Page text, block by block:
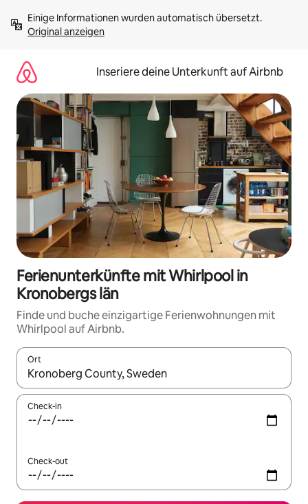
Inhalten
springenOriginal anzeigen
Inseriere deine Unterkunft auf Airbnb
Ferienunterkünfte mit Whirlpool in
Kronobergs län
Finde und buche einzigartige Ferienwohnungen mit
Whirlpool auf Airbnb.
Ort
Wenn Ergebnisse verfügbar sind, navigiere mit den
Check-in
Check-out